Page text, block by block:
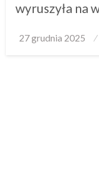
wyruszyła na
Posted
27 grudnia 2025